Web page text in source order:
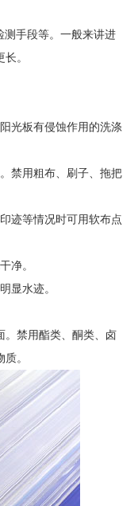
测手段等。一般来讲进
。
光板有侵蚀作用的洗涤
禁用粗布、刷子、拖把
迹等情况时可用软布点
净。
显水迹。
。禁用酯类、酮类、卤
。